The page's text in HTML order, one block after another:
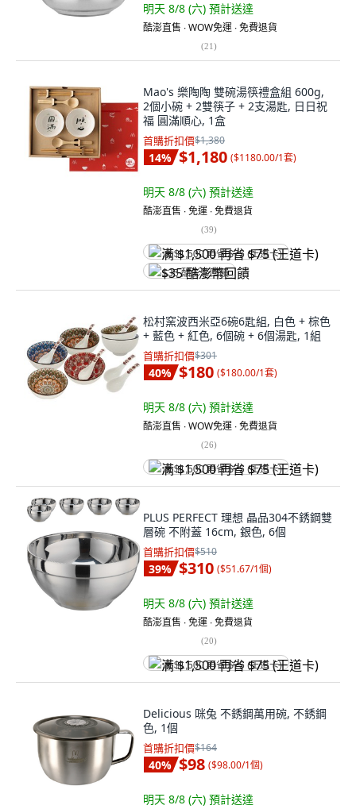
明天 8/8 (六) 預計送達
酷澎直售 ∙ WOW免運 ∙ 免費退貨
(21)
Mao's 樂陶陶 雙碗湯筷禮盒組 600g,
2個小碗 + 2雙筷子 + 2支湯匙, 日日祝
福 圓滿順心, 1盒
首購折扣價$1,380
14% $1,180 ($1180.00/1套)
明天 8/8 (六) 預計送達
酷澎直售 ∙ 免運 ∙ 免費退貨
(39)
满 $1,500 再省 $75 (王道卡)
$35 酷澎幣回饋
松村窯波西米亞6碗6匙組, 白色 + 棕色
+ 藍色 + 紅色, 6個碗 + 6個湯匙, 1組
首購折扣價$301
40% $180 ($180.00/1套)
明天 8/8 (六) 預計送達
酷澎直售 ∙ WOW免運 ∙ 免費退貨
(26)
满 $1,500 再省 $75 (王道卡)
PLUS PERFECT 理想 晶品304不銹鋼雙
層碗 不附蓋 16cm, 銀色, 6個
首購折扣價$510
39% $310 ($51.67/1個)
明天 8/8 (六) 預計送達
酷澎直售 ∙ 免運 ∙ 免費退貨
(20)
满 $1,500 再省 $75 (王道卡)
Delicious 咪兔 不銹鋼萬用碗, 不銹鋼
色, 1個
首購折扣價$164
40% $98 ($98.00/1個)
明天 8/8 (六) 預計送達